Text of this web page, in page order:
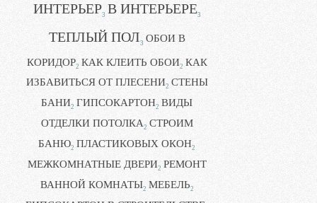
ИНТЕРЬЕР3 В ИНТЕРЬЕРЕ3
ТЕПЛЫЙ ПОЛ3 ОБОИ В
КОРИДОР2 КАК КЛЕИТЬ ОБОИ2 КАК
ИЗБАВИТЬСЯ ОТ ПЛЕСЕНИ2 СТЕНЫ
БАНИ2 ГИПСОКАРТОН2 ВИДЫ
ОТДЕЛКИ ПОТОЛКА2 СТРОИМ
БАНЮ2 ПЛАСТИКОВЫХ ОКОН2
МЕЖКОМНАТНЫЕ ДВЕРИ2 РЕМОНТ
ВАННОЙ КОМНАТЫ2 МЕБЕЛЬ2